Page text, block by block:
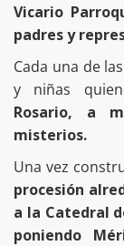
Vicario
padres y
Cada una de
y niñas
Rosario, a
misterios.
Una vez
procesión
a la Catedral
poniendo